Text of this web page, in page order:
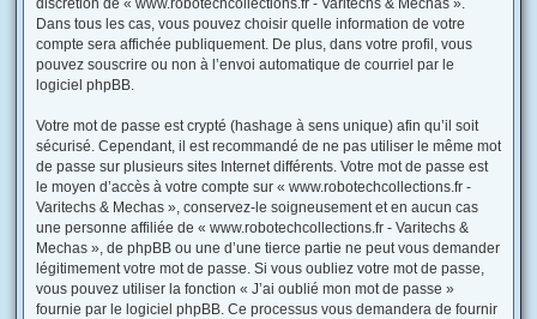
discrétion de « www.robotechcollections.fr - Varitechs & Mechas ».
Dans tous les cas, vous pouvez choisir quelle information de votre
compte sera affichée publiquement. De plus, dans votre profil, vous
pouvez souscrire ou non à l’envoi automatique de courriel par le
logiciel phpBB.
Votre mot de passe est crypté (hashage à sens unique) afin qu’il soit
sécurisé. Cependant, il est recommandé de ne pas utiliser le même mot
de passe sur plusieurs sites Internet différents. Votre mot de passe est
le moyen d’accès à votre compte sur « www.robotechcollections.fr -
Varitechs & Mechas », conservez-le soigneusement et en aucun cas
une personne affiliée de « www.robotechcollections.fr - Varitechs &
Mechas », de phpBB ou une d’une tierce partie ne peut vous demander
légitimement votre mot de passe. Si vous oubliez votre mot de passe,
vous pouvez utiliser la fonction « J’ai oublié mon mot de passe »
fournie par le logiciel phpBB. Ce processus vous demandera de fournir